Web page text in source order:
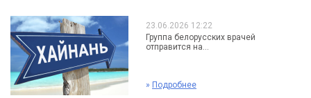
23.06.2026 12:22
Группа белорусских врачей
отправится на...
» Подробнее